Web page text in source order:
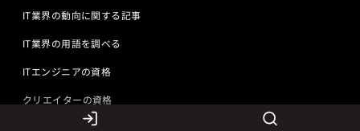
IT業界の動向に関する記事
IT業界の用語を調べる
ITエンジニアの資格
クリエイターの資格